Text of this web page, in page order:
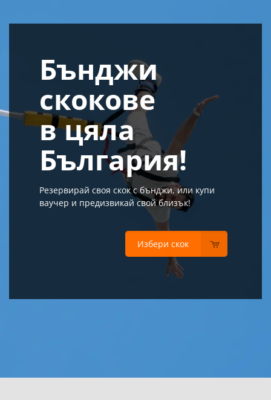
Бънджи
скокове
в цяла
България!
Резервирай своя скок с бънджи, или купи
ваучер и предизвикай свой близък!
Избери скок